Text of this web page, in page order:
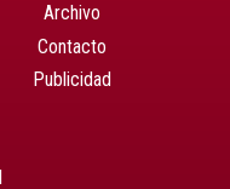
Archivo
Contacto
Publicidad